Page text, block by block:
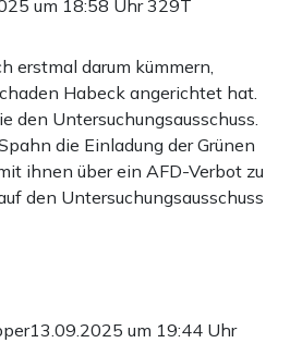
um 18:58 Uhr329T
erstmal darum kümmern,
Habeck angerichtet hat.
den Untersuchungsausschuss.
die Einladung der Grünen
ihnen über ein AFD-Verbot zu
den Untersuchungsausschuss
13.09.2025 um 19:44 Uhr